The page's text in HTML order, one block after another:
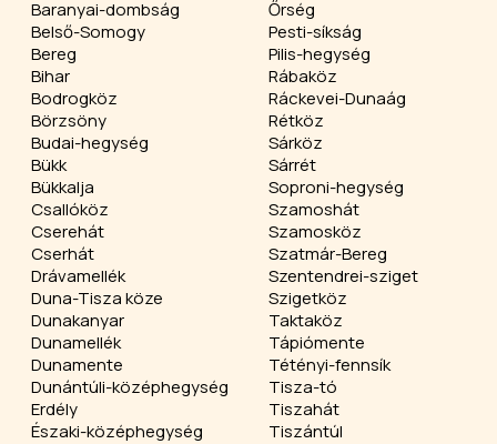
Baranyai-dombság
Belső-Somogy
Bereg
Bihar
Bodrogköz
Börzsöny
Budai-hegység
Bükk
Bükkalja
Csallóköz
Cserehát
Cserhát
Drávamellék
Duna-Tisza köze
Dunakanyar
Dunamellék
Dunamente
Dunántúli-középhegység
Erdély
Északi-középhegység
Őrség
Pesti-síkság
Pilis-hegység
Rábaköz
Ráckevei-Dunaág
Rétköz
Sárköz
Sárrét
Soproni-hegység
Szamoshát
Szamosköz
Szatmár-Bereg
Szentendrei-sziget
Szigetköz
Taktaköz
Tápiómente
Tétényi-fennsík
Tisza-tó
Tiszahát
Tiszántúl